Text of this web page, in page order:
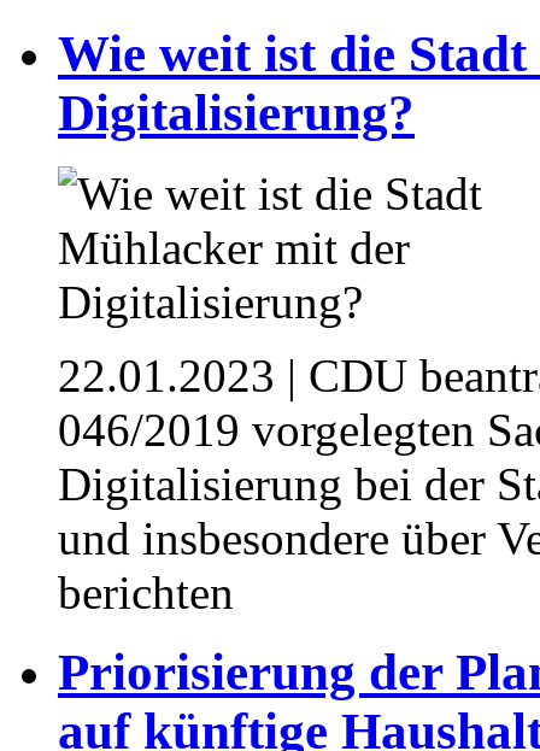
Wie weit ist die
Digitalisierung?
22.01.2023 | CDU
046/2019 vorgelegten
Digitalisierung bei der
und insbesondere über
berichten
Priorisierung der
auf künftige